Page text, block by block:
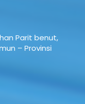
Parit benut,
– Provinsi